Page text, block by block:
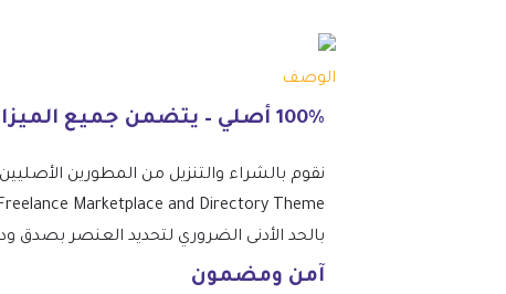
الوصف
100% أصلي – يتضمن جميع الميزات المتميزة.
نقوم بالشراء والتنزيل من المطورين
بالحد الأدنى الضروري لتحديد العنصر بصدق
آمن ومضمون